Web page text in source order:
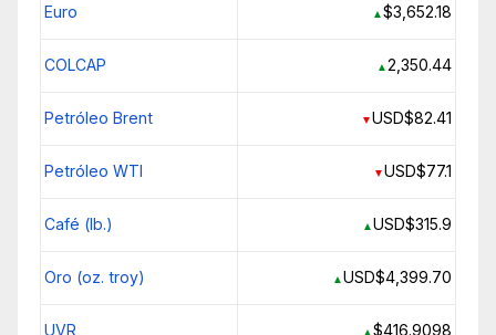
Euro ▲$3,652.18
COLCAP ▲2,350.44
Petróleo Brent ▼USD$82.41
Petróleo WTI ▼USD$77.1
Café (lb.) ▲USD$315.9
Oro (oz. troy) ▲USD$4,399.70
UVR ▲$416.9098